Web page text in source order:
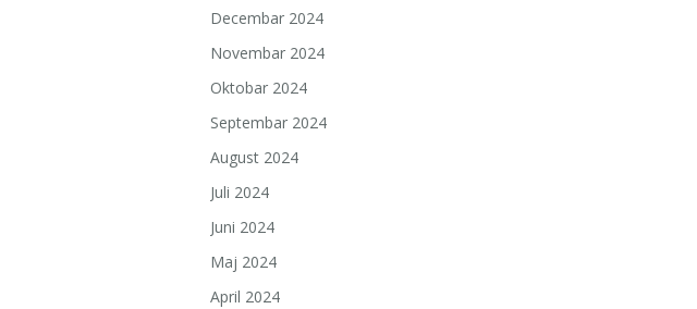
Decembar 2024
Novembar 2024
Oktobar 2024
Septembar 2024
August 2024
Juli 2024
Juni 2024
Maj 2024
April 2024